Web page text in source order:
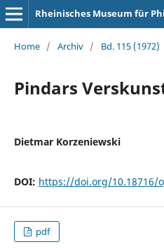
Rheinisches Museum für
Home / Archiv / Bd. 115 (1972)
Pindars
Dietmar Korzeniewski
DOI: https://doi.org/10.18716/
pdf